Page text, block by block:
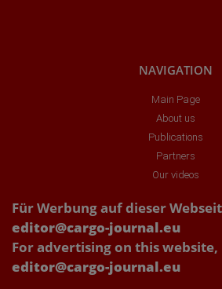
NAVIGATION
Main Page
About us
Publications
Partners
Our videos
Für Werbung auf dieser
editor@cargo-journal.eu
For advertising on this website,
editor@cargo-journal.eu